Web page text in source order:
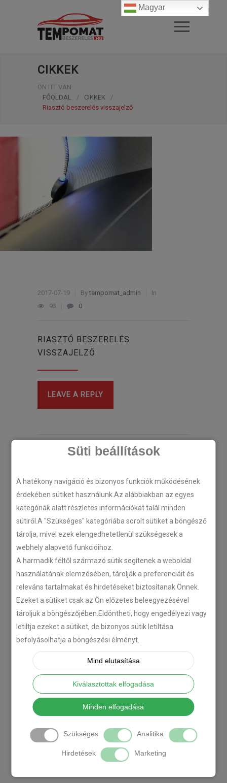
Süti beállítások
A hatékony navigáció és bizonyos funkciók működésének
érdekében sütiket használunk.Az alábbiakban az egyes
kategóriák alatt részletes információkat talál minden
sütiről.A "Szükséges" kategóriába sorolt sütiket a böngésző
tárolja, mivel ezek elengedhetetlenül szükségesek a
webhely alapvető funkcióihoz.
A harmadik féltől származó sütik segítenek a weboldal
használatának elemzésében, tárolják a preferenciáit és
releváns tartalmakat és hirdetéseket biztosítanak Önnek.
Ezeket a sütiket csak az Ön előzetes beleegyezésével
tároljuk a böngészőjében.Eldöntheti, hogy engedélyezi vagy
letiltja ezeket a sütiket, de bizonyos sütik letiltása
befolyásolhatja a böngészési élményt.
Mind elutasítása
Kiválasztottak elfogadása
Minden elfogadása
Szükséges Analitika
Hirdetések Marketing
CIKKEK
ÖN ITT VAN:
FŐOLDAL
/ CIKKEK
/
Riasztó beszerelés visszajelző
2017-07-19 Bytempomat_admin
In
93
0
RIASZTÓ BESZERELÉS
VISSZAJELZŐ
LEAVE A REPLY
LEGÚJABB CIKKEK
N-szériás teherautókhoz
2018-07-26
Isuzu D-MAX 2006 –
Tempomat beszerelés
2018-06-12
Citroën C-Zero tempomat
2018-02-14
KATEGÓRIA
TEMPOMAT TEMPOMAT BESZERELÉS
UTÓLAGOS TEMPOMAT
Magyar